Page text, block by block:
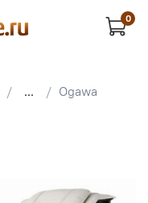
0
... Ogawa